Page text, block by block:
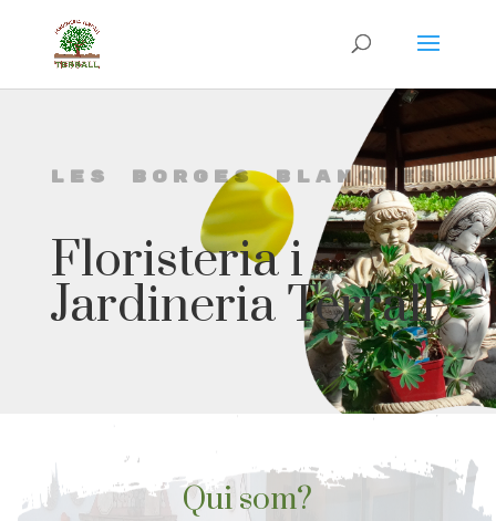
LES BORGES BLANQUES
Floristeria i
Jardineria Terrall
Qui som?